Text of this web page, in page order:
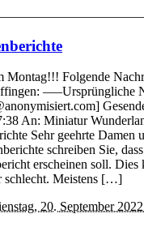
Montag!!! Folgende
—–Ursprüngliche
An: Miniatur
Sehr geehrte Damen
schreiben Sie,
erscheinen soll. Dies
schlecht. Meistens […]
20. September